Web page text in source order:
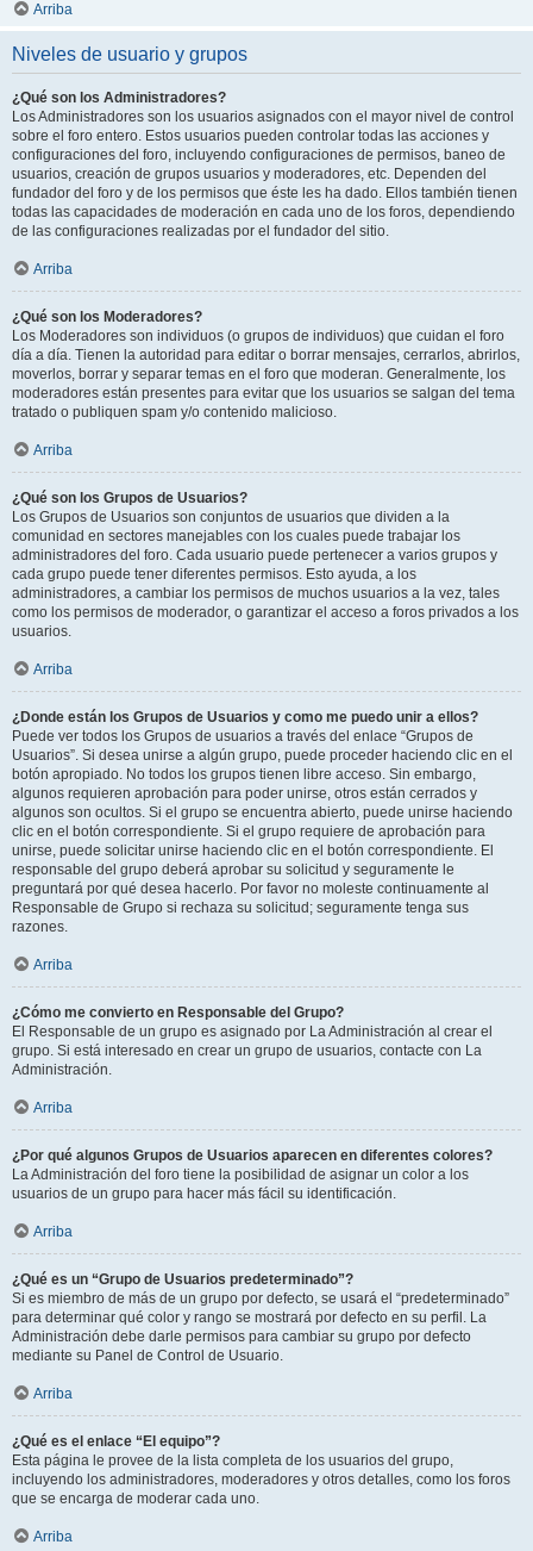
Arriba
Niveles de usuario y grupos
¿Qué son los Administradores?
Los Administradores son los usuarios asignados con el mayor nivel de control
sobre el foro entero. Estos usuarios pueden controlar todas las acciones y
configuraciones del foro, incluyendo configuraciones de permisos, baneo de
usuarios, creación de grupos usuarios y moderadores, etc. Dependen del
fundador del foro y de los permisos que éste les ha dado. Ellos también tienen
todas las capacidades de moderación en cada uno de los foros, dependiendo
de las configuraciones realizadas por el fundador del sitio.
Arriba
¿Qué son los Moderadores?
Los Moderadores son individuos (o grupos de individuos) que cuidan el foro
día a día. Tienen la autoridad para editar o borrar mensajes, cerrarlos, abrirlos,
moverlos, borrar y separar temas en el foro que moderan. Generalmente, los
moderadores están presentes para evitar que los usuarios se salgan del tema
tratado o publiquen spam y/o contenido malicioso.
Arriba
¿Qué son los Grupos de Usuarios?
Los Grupos de Usuarios son conjuntos de usuarios que dividen a la
comunidad en sectores manejables con los cuales puede trabajar los
administradores del foro. Cada usuario puede pertenecer a varios grupos y
cada grupo puede tener diferentes permisos. Esto ayuda, a los
administradores, a cambiar los permisos de muchos usuarios a la vez, tales
como los permisos de moderador, o garantizar el acceso a foros privados a los
usuarios.
Arriba
¿Donde están los Grupos de Usuarios y como me puedo unir a ellos?
Puede ver todos los Grupos de usuarios a través del enlace “Grupos de
Usuarios”. Si desea unirse a algún grupo, puede proceder haciendo clic en el
botón apropiado. No todos los grupos tienen libre acceso. Sin embargo,
algunos requieren aprobación para poder unirse, otros están cerrados y
algunos son ocultos. Si el grupo se encuentra abierto, puede unirse haciendo
clic en el botón correspondiente. Si el grupo requiere de aprobación para
unirse, puede solicitar unirse haciendo clic en el botón correspondiente. El
responsable del grupo deberá aprobar su solicitud y seguramente le
preguntará por qué desea hacerlo. Por favor no moleste continuamente al
Responsable de Grupo si rechaza su solicitud; seguramente tenga sus
razones.
Arriba
¿Cómo me convierto en Responsable del Grupo?
El Responsable de un grupo es asignado por La Administración al crear el
grupo. Si está interesado en crear un grupo de usuarios, contacte con La
Administración.
Arriba
¿Por qué algunos Grupos de Usuarios aparecen en diferentes colores?
La Administración del foro tiene la posibilidad de asignar un color a los
usuarios de un grupo para hacer más fácil su identificación.
Arriba
¿Qué es un “Grupo de Usuarios predeterminado”?
Si es miembro de más de un grupo por defecto, se usará el “predeterminado”
para determinar qué color y rango se mostrará por defecto en su perfil. La
Administración debe darle permisos para cambiar su grupo por defecto
mediante su Panel de Control de Usuario.
Arriba
¿Qué es el enlace “El equipo”?
Esta página le provee de la lista completa de los usuarios del grupo,
incluyendo los administradores, moderadores y otros detalles, como los foros
que se encarga de moderar cada uno.
Arriba